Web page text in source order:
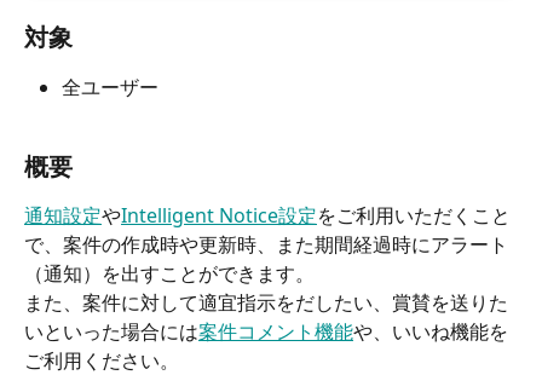
対象
全ユーザー
概要
通知設定やIntelligent Notice設定をご利用いただくこと
で、案件の作成時や更新時、また期間経過時にアラート
（通知）を出すことができます。
また、案件に対して適宜指示をだしたい、賞賛を送りた
いといった場合には案件コメント機能や、いいね機能を
ご利用ください。